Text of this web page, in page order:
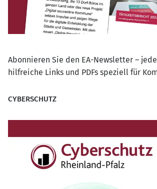
Abonnieren Sie den EA-Newsletter –
hilfreiche Links und PDFs speziell für
CYBERSCHUTZ